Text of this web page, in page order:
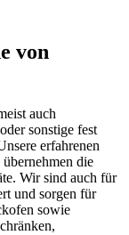
von
auch
sonstige fest
erfahrenen
die
Wir sind auch für
und sorgen für
sowie